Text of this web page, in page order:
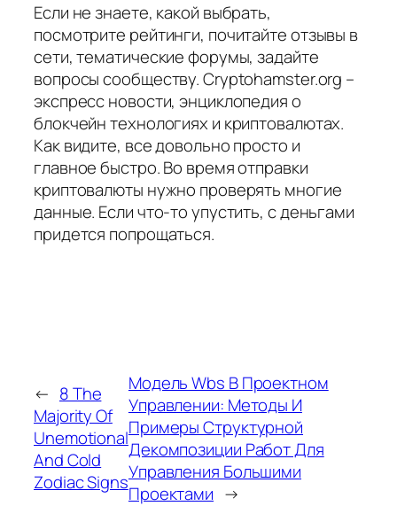
Если не знаете, какой выбрать,
посмотрите рейтинги, почитайте отзывы в
сети, тематические форумы, задайте
вопросы сообществу. Cryptohamster.org –
экспресс новости, энциклопедия о
блокчейн технологиях и криптовалютах.
Как видите, все довольно просто и
главное быстро. Во время отправки
криптовалюты нужно проверять многие
данные. Если что-то упустить, с деньгами
придется попрощаться.
← 8 The
Majority Of
Unemotional
And Cold
Zodiac Signs
Модель Wbs В Проектном
Управлении: Методы И
Примеры Структурной
Декомпозиции Работ Для
Управления Большими
Проектами →